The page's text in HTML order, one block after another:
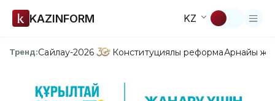
KAZINFORM KZ
Тренд:Сайлау-2026 Конституциялық реформаАрнайы